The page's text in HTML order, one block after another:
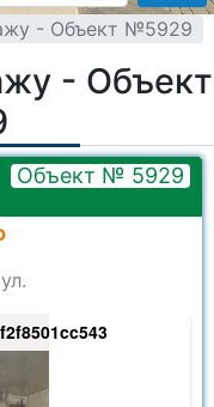
- Объект №5929
- Объект
Объект № 5929